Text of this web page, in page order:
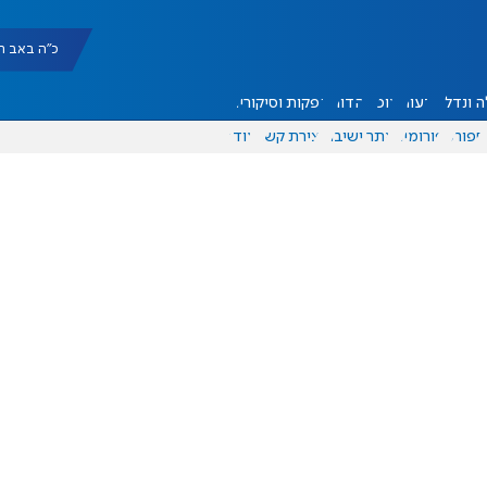
כ"ה באב תשפ"ו
ונדל"ן דעות אוכל יהדות הפקות וסיקורים
ספורט פורומים אתר ישיבה יצירת קשר עוד